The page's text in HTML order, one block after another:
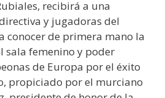
recibirá a una
y jugadoras del
conocer de primera mano la
femenino y poder
de Europa por el éxito
propiciado por el murciano